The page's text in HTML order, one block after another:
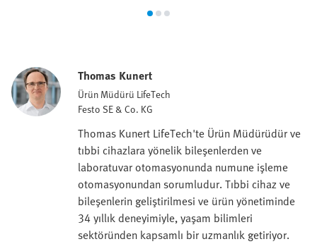
Thomas Kunert
Ürün Müdürü LifeTech
Festo SE & Co. KG
Thomas Kunert LifeTech'te Ürün Müdürüdür ve
tıbbi cihazlara yönelik bileşenlerden ve
laboratuvar otomasyonunda numune işleme
otomasyonundan sorumludur. Tıbbi cihaz ve
bileşenlerin geliştirilmesi ve ürün yönetiminde
34 yıllık deneyimiyle, yaşam bilimleri
sektöründen kapsamlı bir uzmanlık getiriyor.